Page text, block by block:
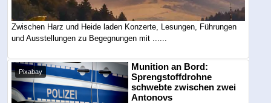
Zwischen Harz und Heide laden Konzerte, Lesungen, Führungen
und Ausstellungen zu Begegnungen mit ......
Pixabay
Munition an Bord:
Sprengstoffdrohne
schwebte zwischen zwei
Antonovs